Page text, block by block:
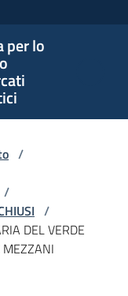
per lo
/
/
/
DEL VERDE
MEZZANI